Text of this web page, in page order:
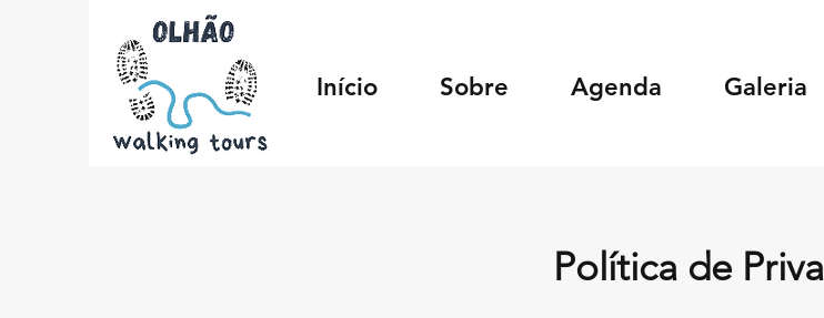
Início Sobre Agenda Galeria
Política de